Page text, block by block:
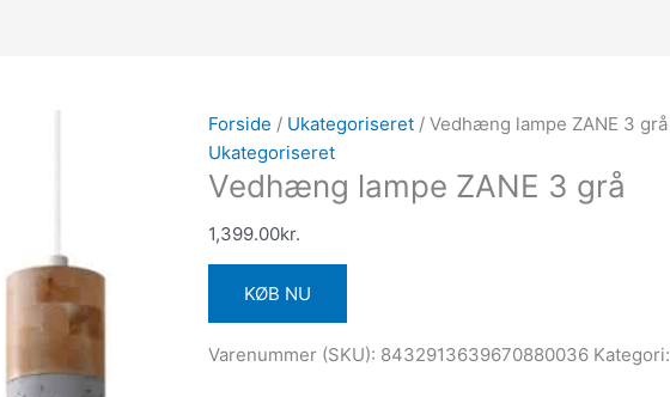
Forside / Ukategoriseret / Vedhæng lampe ZANE 3 grå
Ukategoriseret
Vedhæng lampe ZANE 3 grå
1,399.00kr.
KØB NU
Varenummer (SKU): 8432913639670880036 Kategori: